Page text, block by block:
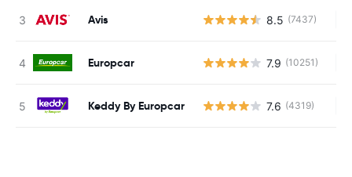
Avis 8.5 (7437)
Europcar 7.9 (10251)
Keddy By Europcar 7.6 (4319)